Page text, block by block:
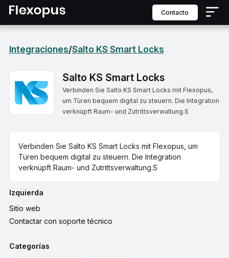
contacto
Integraciones/Salto KS Smart Locks
Salto KS Smart Locks
Verbinden Sie Salto KS Smart Locks mit Flexopus,
um Türen bequem digital zu steuern. Die Integration
verknüpft Raum- und Zutrittsverwaltung.S
Verbinden Sie Salto KS Smart Locks mit Flexopus, um
Türen bequem digital zu steuern. Die Integration
verknüpft Raum- und Zutrittsverwaltung.S
Izquierda
Sitio web
Contactar con soporte técnico
Categorías